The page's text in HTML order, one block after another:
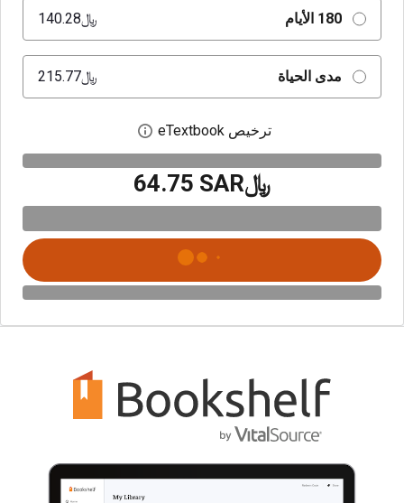
180 الأيام ﷼‎140.28
مدى الحياة ﷼‎215.77
ترخيص eTextbook افتح مربع حوار
﷼‎64.75 SAR